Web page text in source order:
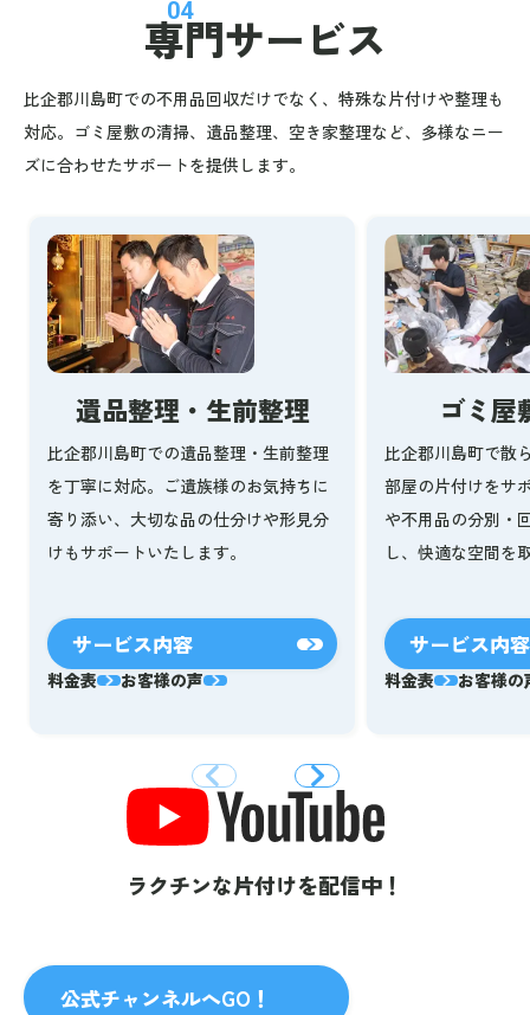
04
専門サービス
比企郡川島町での不用品回収だけでなく、特殊な片付けや整理も
対応。ゴミ屋敷の清掃、遺品整理、空き家整理など、多様なニー
ズに合わせたサポートを提供します。
遺品整理・生前整理
比企郡川島町での遺品整理・生前整理
を丁寧に対応。ご遺族様のお気持ちに
寄り添い、大切な品の仕分けや形見分
けもサポートいたします。
サービス内容
料金表 お客様の声
ゴミ屋
比企郡川島町で散
部屋の片付けをサ
や不用品の分別・
し、快適な空間を
サービス内容
料金表 お客様の
ラクチンな片付けを配信中！
公式チャンネルへGO！